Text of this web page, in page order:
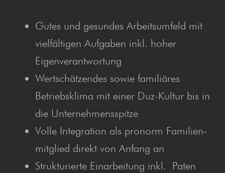
Gutes und gesun­des Arbeits­um­feld mit
viel­fäl­ti­gen Auf­ga­ben inkl. hoher
Eigenverantwortung
Wert­schät­zen­des sowie fami­liä­res
Betriebs­kli­ma mit einer Duz-Kul­tur bis in
die Unternehmensspitze
Vol­le Inte­gra­ti­on als pro­norm Fami­li­en­
mit­glied direkt von Anfang an
Struk­tu­rier­te Ein­ar­bei­tung inkl. Paten